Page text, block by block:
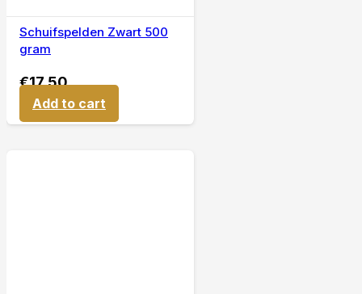
Schuifspelden Zwart 500
gram
€17,50
Add to cart